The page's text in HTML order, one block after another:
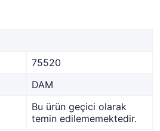
75520
DAM
Bu ürün geçici olarak
temin edilememektedir.